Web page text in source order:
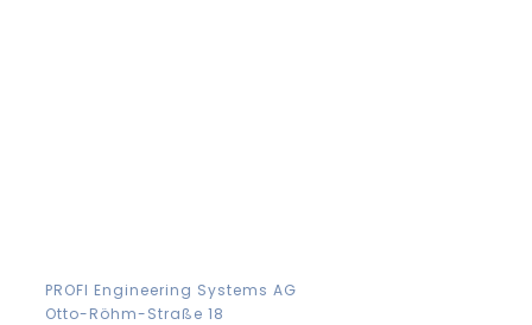
PROFI Engineering Systems AG
Otto-Röhm-Straße 18